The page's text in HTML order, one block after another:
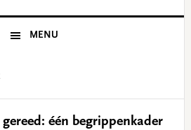
MENU
gereed: één begrippenkader